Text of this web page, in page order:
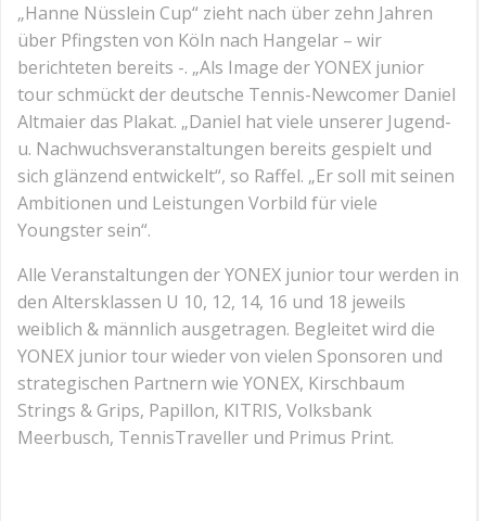
„Hanne Nüsslein Cup“ zieht nach über zehn Jahren
über Pfingsten von Köln nach Hangelar – wir
berichteten bereits -. „Als Image der YONEX junior
tour schmückt der deutsche Tennis-Newcomer Daniel
Altmaier das Plakat. „Daniel hat viele unserer Jugend-
u. Nachwuchsveranstaltungen bereits gespielt und
sich glänzend entwickelt“, so Raffel. „Er soll mit seinen
Ambitionen und Leistungen Vorbild für viele
Youngster sein“.
Alle Veranstaltungen der YONEX junior tour werden in
den Altersklassen U 10, 12, 14, 16 und 18 jeweils
weiblich & männlich ausgetragen. Begleitet wird die
YONEX junior tour wieder von vielen Sponsoren und
strategischen Partnern wie YONEX, Kirschbaum
Strings & Grips, Papillon, KITRIS, Volksbank
Meerbusch, TennisTraveller und Primus Print.